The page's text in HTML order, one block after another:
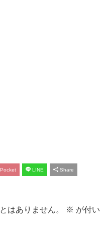
Pocket LINE Share
はありません。 ※ が付い